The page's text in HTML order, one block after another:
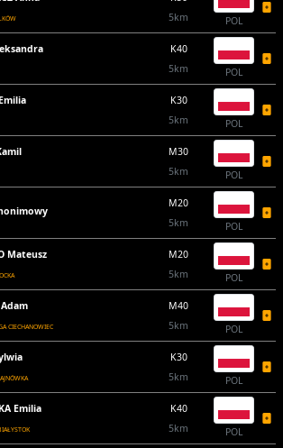
5km
POL
K40
5km
POL
K30
5km
POL
M30
5km
POL
M20
5km
POL
Mateusz
M20
5km
POL
Adam
CIECHANOWIEC
M40
5km
POL
K30
5km
POL
Emilia
K40
5km
POL